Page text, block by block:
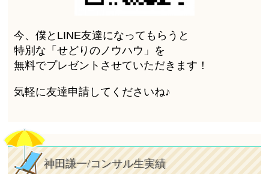
今、僕とLINE友達になってもらうと
特別な「せどりのノウハウ」を
無料でプレゼントさせていただきます！
気軽に友達申請してくださいね♪
神田謙一/コンサル生実績